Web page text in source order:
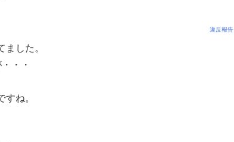
違反報告
した。
・・
ね。